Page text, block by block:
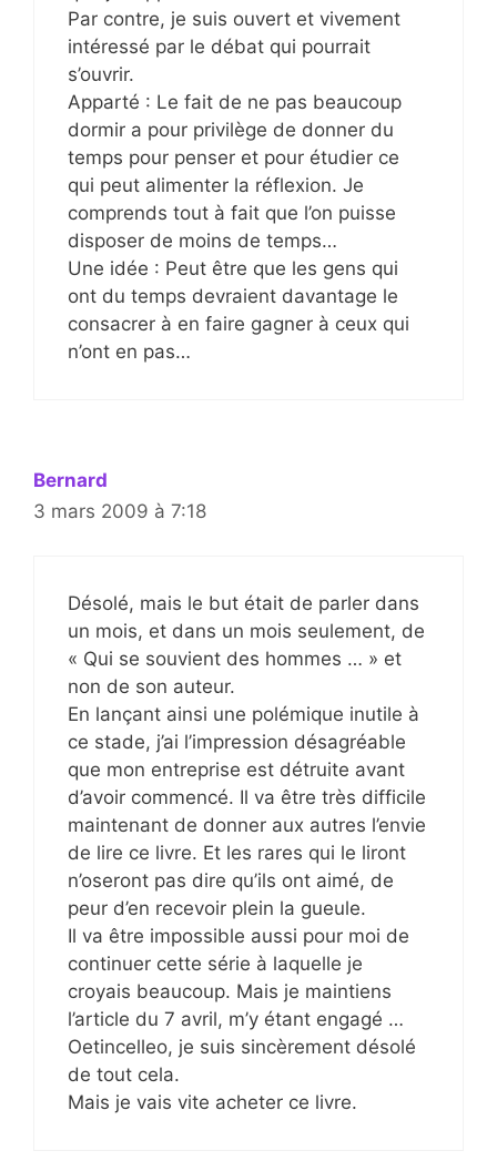
Par contre, je suis ouvert et vivement
intéressé par le débat qui pourrait
s’ouvrir.
Apparté : Le fait de ne pas beaucoup
dormir a pour privilège de donner du
temps pour penser et pour étudier ce
qui peut alimenter la réflexion. Je
comprends tout à fait que l’on puisse
disposer de moins de temps…
Une idée : Peut être que les gens qui
ont du temps devraient davantage le
consacrer à en faire gagner à ceux qui
n’ont en pas…
Bernard
3 mars 2009 à 7:18
Désolé, mais le but était de parler dans
un mois, et dans un mois seulement, de
« Qui se souvient des hommes … » et
non de son auteur.
En lançant ainsi une polémique inutile à
ce stade, j’ai l’impression désagréable
que mon entreprise est détruite avant
d’avoir commencé. Il va être très difficile
maintenant de donner aux autres l’envie
de lire ce livre. Et les rares qui le liront
n’oseront pas dire qu’ils ont aimé, de
peur d’en recevoir plein la gueule.
Il va être impossible aussi pour moi de
continuer cette série à laquelle je
croyais beaucoup. Mais je maintiens
l’article du 7 avril, m’y étant engagé …
Oetincelleo, je suis sincèrement désolé
de tout cela.
Mais je vais vite acheter ce livre.